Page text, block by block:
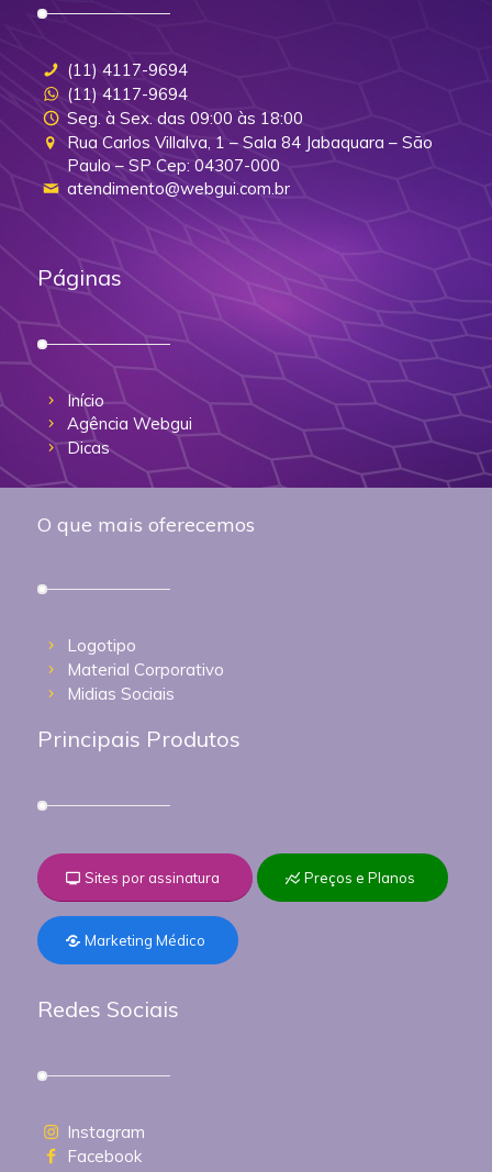
(11) 4117-9694
(11) 4117-9694
Seg. à Sex. das 09:00 às 18:00
Rua Carlos Villalva, 1 – Sala 84 Jabaquara – São
Paulo – SP Cep: 04307-000
atendimento@webgui.com.br
Páginas
Início
Agência Webgui
Dicas
O que mais oferecemos
Logotipo
Material Corporativo
Midias Sociais
Principais Produtos
Sites por assinatura Preços e Planos
Marketing Médico
Redes Sociais
Instagram
Facebook